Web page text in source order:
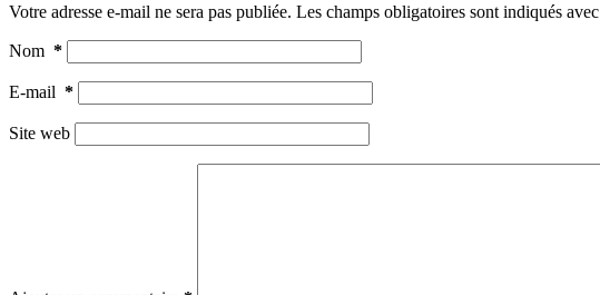
Votre adresse e-mail ne sera pas publiée. Les champs obligatoires sont indiqués avec
Nom *
E-mail *
Site web